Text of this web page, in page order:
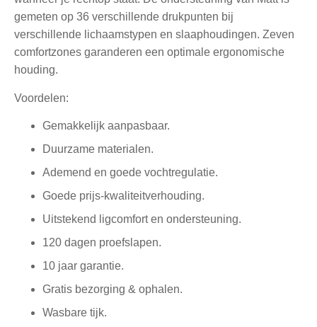
gemeten op 36 verschillende drukpunten bij
verschillende lichaamstypen en slaaphoudingen. Zeven
comfortzones garanderen een optimale ergonomische
houding.
Voordelen:
Gemakkelijk aanpasbaar.
Duurzame materialen.
Ademend en goede vochtregulatie.
Goede prijs-kwaliteitverhouding.
Uitstekend ligcomfort en ondersteuning.
120 dagen proefslapen.
10 jaar garantie.
Gratis bezorging & ophalen.
Wasbare tijk.